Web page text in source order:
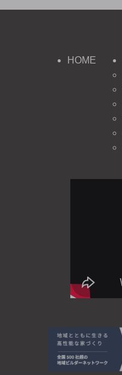
HOME